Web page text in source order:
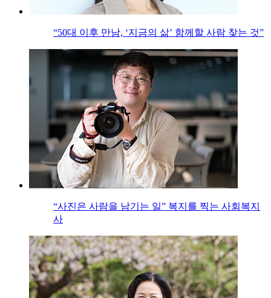
“50대 이후 만남, ‘지금의 삶’ 함께할 사람 찾는 것”
“사진은 사람을 남기는 일” 복지를 찍는 사회복지
사